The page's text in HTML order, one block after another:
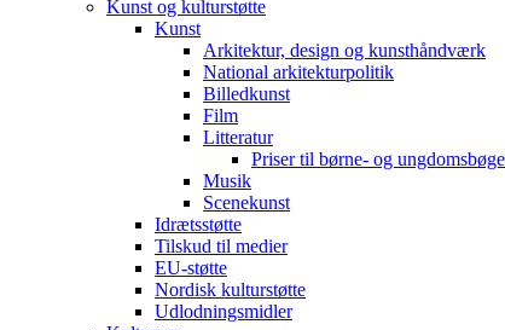
Kunst og kulturstøtte
Kunst
Arkitektur, design og kunsthåndværk
National arkitekturpolitik
Billedkunst
Film
Litteratur
Priser til børne- og
Musik
Scenekunst
Idrætsstøtte
Tilskud til medier
EU-støtte
Nordisk kulturstøtte
Udlodningsmidler